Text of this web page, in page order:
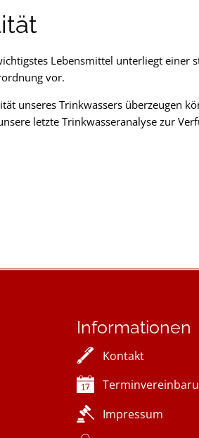
Lebensmittel unterliegt einer
vor.
unseres Trinkwassers überzeugen
letzte Trinkwasseranalyse zur
Informationen
Kontakt
Impressum